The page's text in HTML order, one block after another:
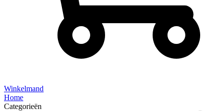
Winkelmand
Home
Categorieën